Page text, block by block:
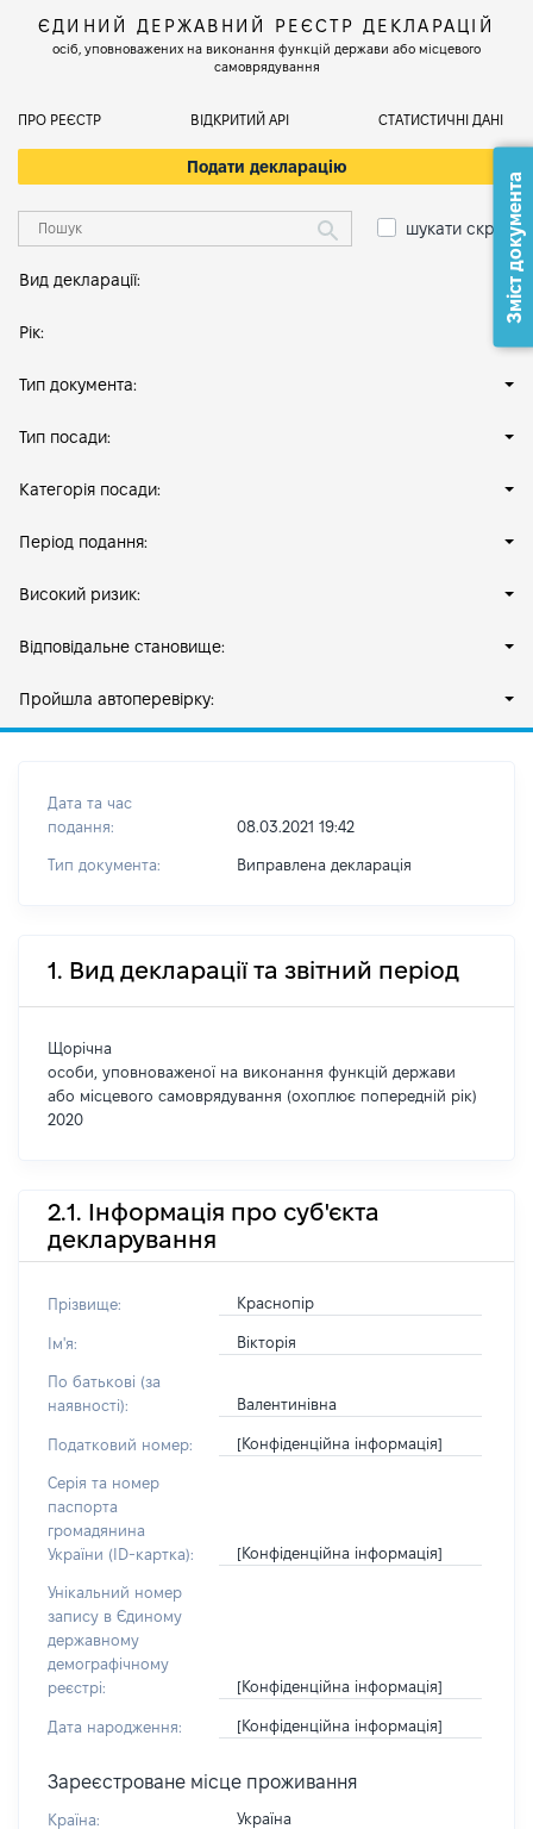
ЄДИНИЙ ДЕРЖАВНИЙ РЕЄСТР ДЕКЛАРАЦІЙ
осіб, уповноважених на виконання функцій держави або місцевого
самоврядування
ПРО РЕЄСТР ВІДКРИТИЙ АРІ СТАТИСТИЧНІ ДАНІ
Подати декларацію
шукати скрізь
Вид декларації:
Рік:
Тип документа:
Тип посади:
Категорія посади:
Період подання:
Високий ризик:
Відповідальне становище:
Пройшла автоперевірку:
Дата та час
подання:
08.03.2021 19:42
Тип документа: Виправлена декларація
1. Вид декларації та звітний період
Щорічна
особи, уповноваженої на виконання функцій держави
або місцевого самоврядування (охоплює попередній рік)
2020
2.1. Інформація про суб'єкта
декларування
Прізвище: Краснопір
Ім'я: Вікторія
По батькові (за
наявності):
Валентинівна
Податковий номер: [Конфіденційна інформація]
Серія та номер
паспорта
громадянина
України (ID-картка):
[Конфіденційна інформація]
Унікальний номер
запису в Єдиному
державному
демографічному
реєстрі:
[Конфіденційна інформація]
Дата народження: [Конфіденційна інформація]
Зареєстроване місце проживання
Країна: Україна
Зміст документа